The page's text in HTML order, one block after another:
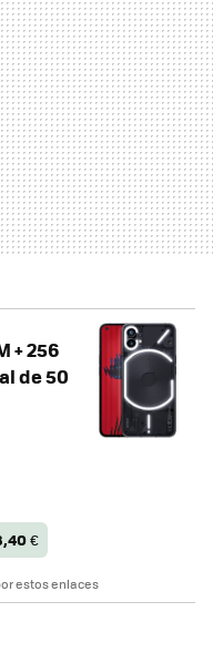
+ 256
de 50
€
estos enlaces